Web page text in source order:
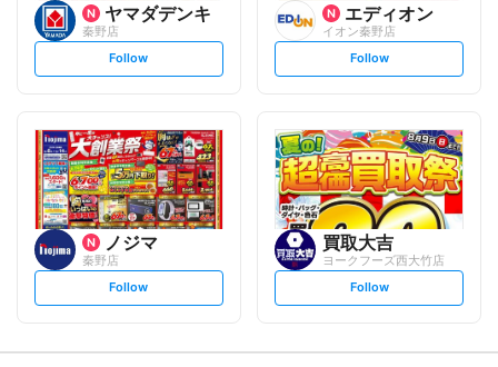
ヤマダデンキ
秦野店
s
t
l
o
w
Follow
エディオン
イオン秦野店
s
t
l
o
w
Follow
ノジマ
秦野店
s
t
Follow
買取大吉
ヨークフーズ西大竹店
s
t
Follow